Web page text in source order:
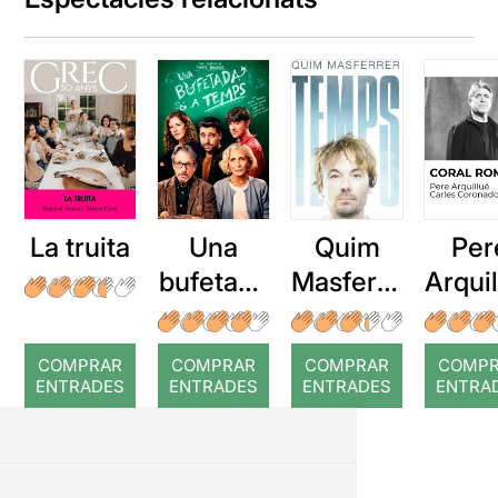
La truita
COMPRAR
ENTRADES
Una
bufetada
a temps
COMPRAR
ENTRADES
Quim
Masferre
r: Temps
COMPRAR
ENTRADES
: